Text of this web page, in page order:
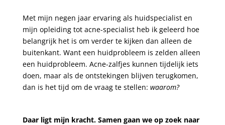
Met mijn negen jaar ervaring als huidspecialist en
mijn opleiding tot acne-specialist heb ik geleerd hoe
belangrijk het is om verder te kijken dan alleen de
buitenkant. Want een huidprobleem is zelden alleen
een huidprobleem. Acne-zalfjes kunnen tijdelijk iets
doen, maar als de ontstekingen blijven terugkomen,
dan is het tijd om de vraag te stellen: waarom?
Daar ligt mijn kracht. Samen gaan we op zoek naar